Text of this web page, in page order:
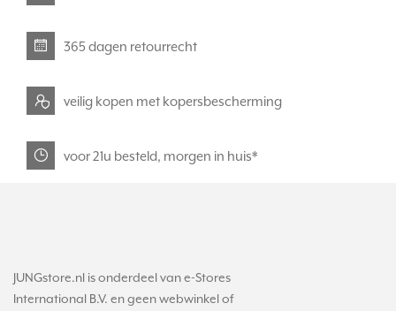
365 dagen retourrecht
veilig kopen met kopersbescherming
voor 21u besteld, morgen in huis*
JUNGstore.nl is onderdeel van e-Stores
International B.V. en geen webwinkel of